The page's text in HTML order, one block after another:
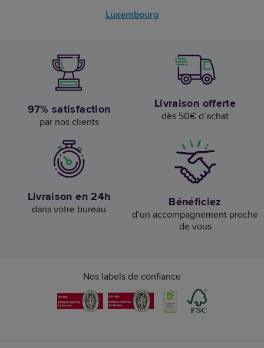
Luxembourg
97% satisfaction
par nos clients
Livraison offerte
dès 50€ d’achat
Livraison en 24h
dans votre bureau Bénéficiez
d’un accompagnement proche
de vous
Nos labels de confiance